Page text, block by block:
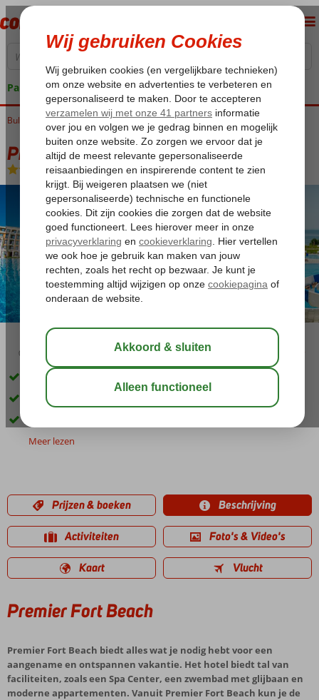
Pakketgarantie
Home
Bulgarije Zwarte Zee Sunny Beach Premier Fort Beach
Premier Fort Beach
Logies-Appartement
03:00 aug 29°C
Direct aan het strand
Zwembad met glijbaan
Meer lezen
Prijzen & boeken Beschrijving
Activiteiten Foto's & Video's
Kaart Vlucht
Premier Fort Beach
Premier Fort Beach biedt alles wat je nodig hebt voor een
aangename en ontspannen vakantie. Het hotel biedt tal van
faciliteiten, zoals een Spa Center, een zwembad met glijbaan en
moderne appartementen. Vanuit Premier Fort Beach kun je de